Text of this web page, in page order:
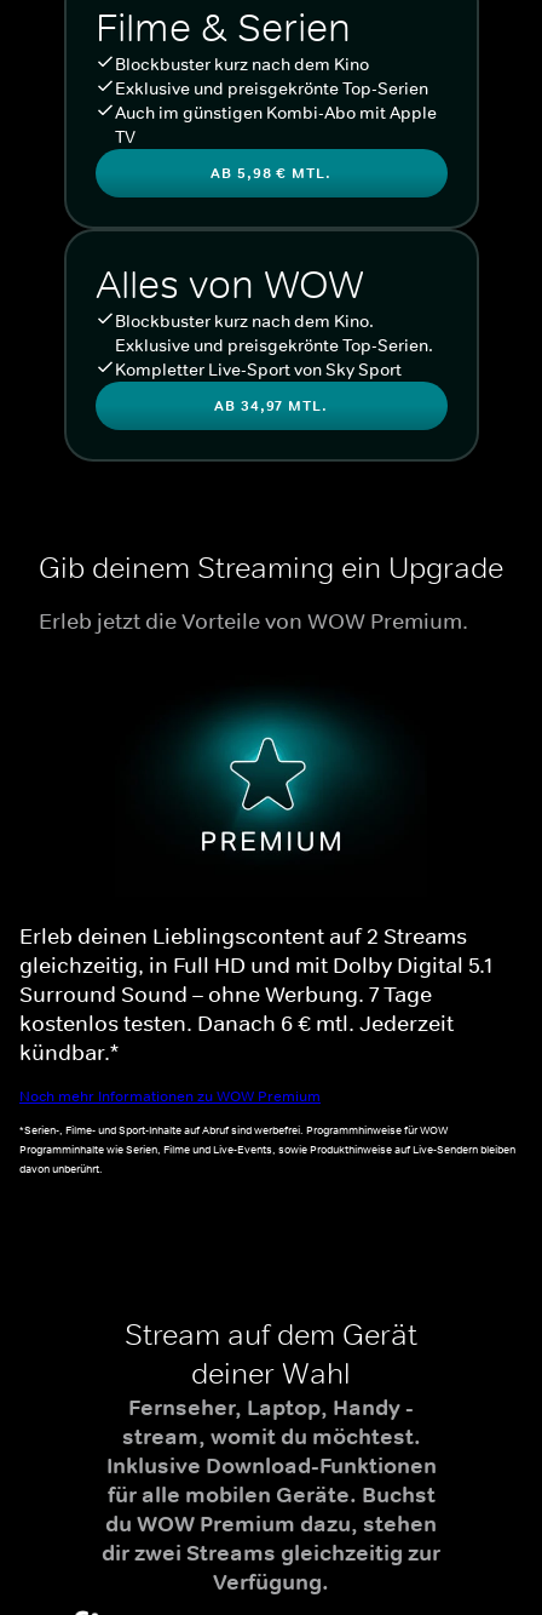
Filme & Serien
Blockbuster kurz nach dem Kino
Exklusive und preisgekrönte Top-Serien
Auch im günstigen Kombi-Abo mit Apple
TV
AB 5,98 € MTL.
Alles von WOW
Blockbuster kurz nach dem Kino.
Exklusive und preisgekrönte Top-Serien.
Kompletter Live-Sport von Sky Sport
AB 34,97 MTL.
Gib deinem Streaming ein Upgrade
Erleb jetzt die Vorteile von WOW Premium.
Erleb deinen Lieblingscontent auf 2 Streams
gleichzeitig, in Full HD und mit Dolby Digital 5.1
Surround Sound – ohne Werbung. 7 Tage
kostenlos testen. Danach 6 € mtl. Jederzeit
kündbar.*
Noch mehr Informationen zu WOW Premium
*Serien-, Filme- und Sport-Inhalte auf Abruf sind werbefrei. Programmhinweise für WOW
Programminhalte wie Serien, Filme und Live-Events, sowie Produkthinweise auf Live-Sendern bleiben
davon unberührt.
Stream auf dem Gerät
deiner Wahl
Fernseher, Laptop, Handy -
stream, womit du möchtest.
Inklusive Download-Funktionen
für alle mobilen Geräte. Buchst
du WOW Premium dazu, stehen
dir zwei Streams gleichzeitig zur
Verfügung.